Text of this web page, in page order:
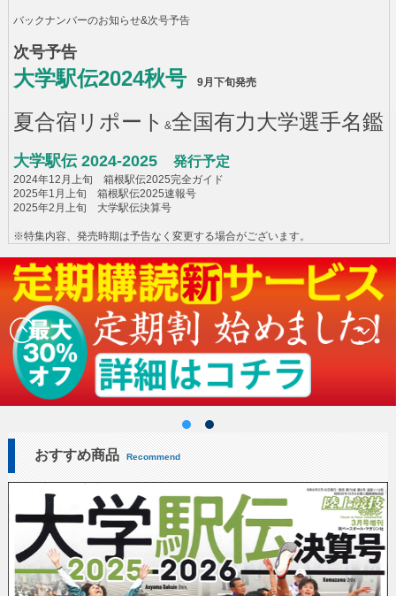
バックナンバーのお知らせ&次号予告
次号予告
大学駅伝2024秋号 9月下旬発売
夏合宿リポート &全国有力大学選手名鑑
大学駅伝 2024-2025 発行予定
2024年12月上旬 箱根駅伝2025完全ガイド
2025年1月上旬 箱根駅伝2025速報号
2025年2月上旬 大学駅伝決算号
※特集内容、発売時期は予告なく変更する場合がございます。
おすすめ商品 Recommend